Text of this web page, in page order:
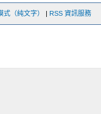
式（純文字） | RSS 資訊服務